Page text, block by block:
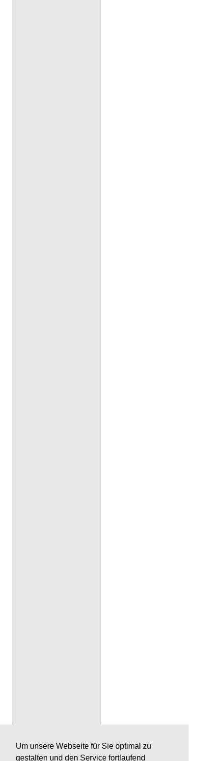
Um unsere Webseite für Sie optimal zu
gestalten und den Service fortlaufend